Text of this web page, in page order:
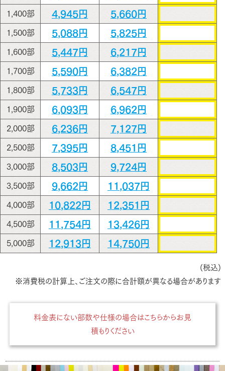
1,400部 4,945円 5,660円
1,500部 5,088円 5,825円
1,600部 5,447円 6,217円
1,700部 5,590円 6,382円
1,800部 5,733円 6,547円
1,900部 6,093円 6,962円
2,000部 6,236円 7,127円
2,500部 7,395円 8,451円
3,000部 8,503円 9,724円
3,500部 9,662円 11,037円
4,000部 10,822円 12,351円
4,500部 11,754円 13,426円
5,000部 12,913円 14,750円
(税込)
※消費税の計算上、ご注文の際に合計額が異なる場合があります
料金表にない部数や仕様の場合はこちらからお見
積もりください